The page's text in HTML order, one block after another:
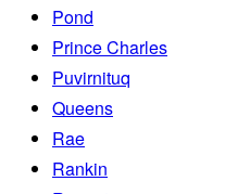
Pond
Prince Charles
Puvirnituq
Queens
Rae
Rankin